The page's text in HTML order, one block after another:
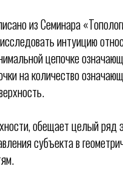
из Семинара
интуицию
цепочке
на количество
обещает целый
субъекта в